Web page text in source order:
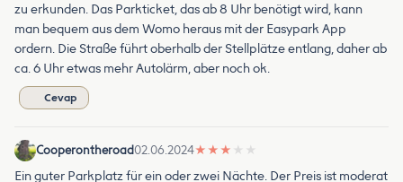
zu erkunden. Das Parkticket, das ab 8 Uhr benötigt wird, kann
man bequem aus dem Womo heraus mit der Easypark App
ordern. Die Straße führt oberhalb der Stellplätze entlang, daher ab
ca. 6 Uhr etwas mehr Autolärm, aber noch ok.
Cevap
Cooperontheroad02.06.2024★ ★ ★ ★ ★
Ein guter Parkplatz für ein oder zwei Nächte. Der Preis ist moderat